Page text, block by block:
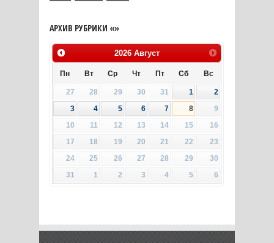
АРХИВ РУБРИКИ «»
2026 Август
Пн Вт Ср Чт Пт Сб Вс
27 28 29 30 31 1
2
3
4 5 6 7 8
9
10
11 12 13 14 15
16
17
18 19 20 21 22
23
24
25 26 27 28 29
30
31
1 2 3 4 5 6